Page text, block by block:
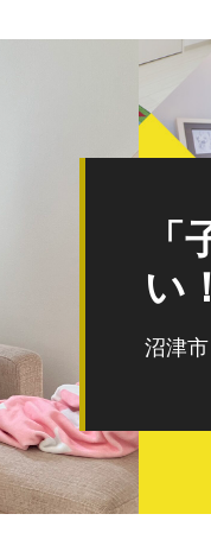
い
沼津